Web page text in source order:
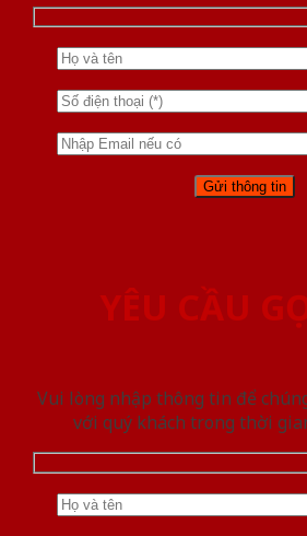
YÊU CẦU
Vui lòng nhập thông tin để
với quý khách trong thời